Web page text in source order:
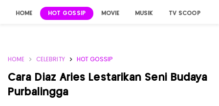
HOME HOT GOSSIP MOVIE MUSIK TV SCOOP
HOME CELEBRITY HOT GOSSIP
Cara Diaz Aries Lestarikan Seni Budaya
Purbalingga